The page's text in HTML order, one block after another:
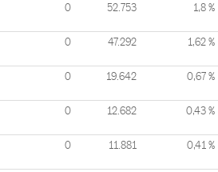
0 52.753 1,8 %
0 47.292 1,62 %
0 19.642 0,67 %
0 12.682 0,43 %
0 11.881 0,41 %